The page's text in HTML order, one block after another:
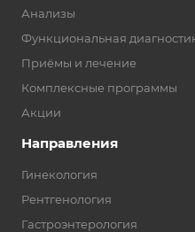
Анализы
Функциональная
Приёмы и лечение
Комплексные программы
Акции
Направления
Гинекология
Рентгенология
Гастроэнтерология